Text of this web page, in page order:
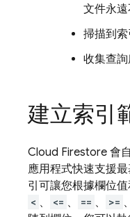
文件永遠
掃描到索
收集查詢
建立索引
Cloud Firestore 會
應用程式快速支援
引可讓您根據欄位
< 、 <= 、 == 、 >= 、